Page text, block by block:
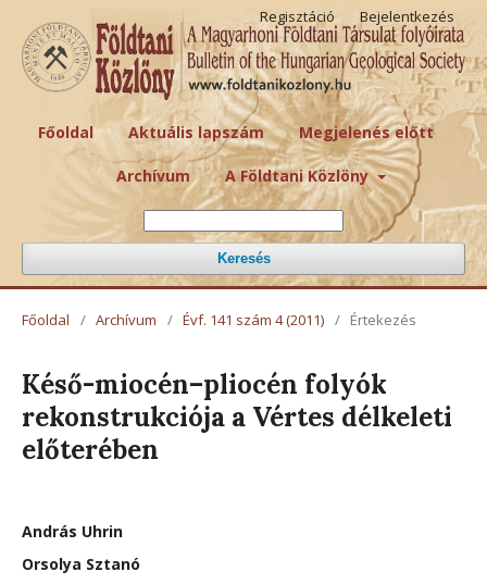
Főoldal Aktuális lapszám Megjelenés előtt
Archívum A Földtani Közlöny
Keresés
Regisztáció Bejelentkezés
Főoldal / Archívum / Évf. 141 szám 4 (2011) / Értekezés
Késő-miocén–pliocén folyók
rekonstrukciója a Vértes délkeleti
előterében
András Uhrin
Orsolya Sztanó